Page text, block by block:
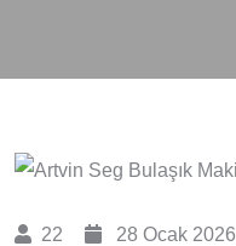
22 28 Ocak 2026